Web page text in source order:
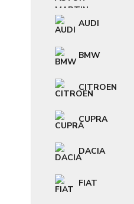
AUDI
BMW
CITROEN
CUPRA
DACIA
FIAT